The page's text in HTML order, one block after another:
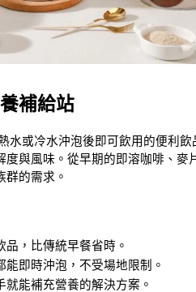
補給站
水或冷水沖泡後即可飲用的便利
與風味。從早期的即溶咖啡、麥
群的需求。
品，比傳統早餐省時。
能即時沖泡，不受場地限制。
就能補充營養的解決方案。